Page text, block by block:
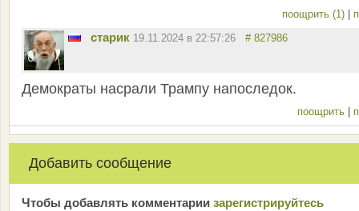
поощрить (1)
старик 19.11.2024 в 22:57:26 # 827986
Демократы насрали Трампу напоследок.
поощрить
Добавить сообщение
Чтобы добавлять комментарии зарeгиcтрирyйтeсь